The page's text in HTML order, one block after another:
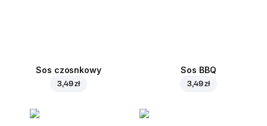
Sos czosnkowy
3,49 zł
Sos BBQ
3,49 zł